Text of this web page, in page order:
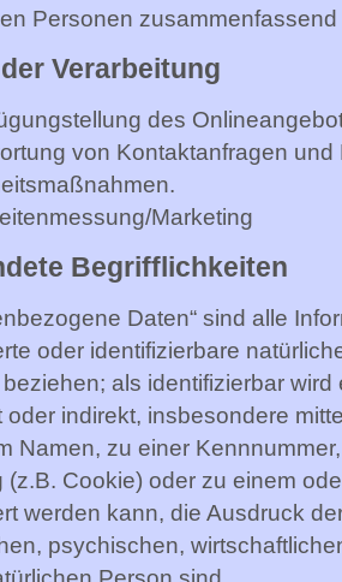
Personen zusammenfassend
Verarbeitung
des
von Kontaktanfragen
Marketing
Begrifflichkeiten
Daten“ sind alle
oder identifizierbare
beziehen; als identifizierbar
oder indirekt, insbesondere
Namen, zu einer
(z.B. Cookie) oder zu einem
werden kann, die Ausdruck
psychischen,